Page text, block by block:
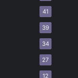
41
39
34
27
12